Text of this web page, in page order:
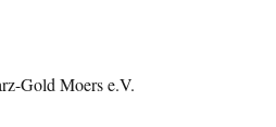
Gold Moers e.V.